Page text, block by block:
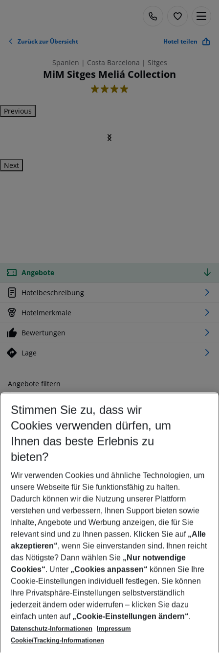
Zurück zur Übersicht Hotel teilen
Spanien | Costa Barcelona | Sitges
MiM Sitges Meliá Collection
4
Previous
Next
Angebote
Hotelbeschreibung
Hotelmerkmale
Bewertungen
Lage
Angebote filtern
Ändern Sie Ihre Kriterien nach Ihren Wünschen
Abflughafen wählen
Beliebiger Abflughafen
Reisezeitraum wählen
08.08.26– 06.08.27 5-8 Nächte
2 Erwachsene Keine Kinder
Mehr Filter anzeigen
Footer
Footer navigation
Über uns
AGB
Cookie-Einstellungen ändern
Cookie-Richtlinie
Datenschutz
Service & Hilfe
Barrierefreies Reisen
Check-in
Folgen Sie uns
Stimmen Sie zu, dass wir
Cookies verwenden dürfen, um
Ihnen das beste Erlebnis zu
bieten?
Wir verwenden Cookies und ähnliche Technologien, um
unsere Webseite für Sie funktionsfähig zu halten.
Dadurch können wir die Nutzung unserer Plattform
verstehen und verbessern, Ihnen Support bieten sowie
Inhalte, Angebote und Werbung anzeigen, die für Sie
relevant sind und zu Ihnen passen. Klicken Sie auf „Alle
akzeptieren“, wenn Sie einverstanden sind. Ihnen reicht
das Nötigste? Dann wählen Sie „Nur notwendige
Cookies“. Unter „Cookies anpassen“ können Sie Ihre
Cookie-Einstellungen individuell festlegen. Sie können
Ihre Privatsphäre-Einstellungen selbstverständlich
jederzeit ändern oder widerrufen – klicken Sie dazu
einfach unten auf „Cookie-Einstellungen ändern“.
Datenschutz-Informationen
Impressum
Cookie/Tracking-Informationen